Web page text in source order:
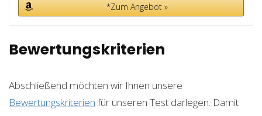
*Zum Angebot »
Bewertungskriterien
Abschließend möchten wir Ihnen unsere
Bewertungskriterien für unseren Test darlegen. Damit